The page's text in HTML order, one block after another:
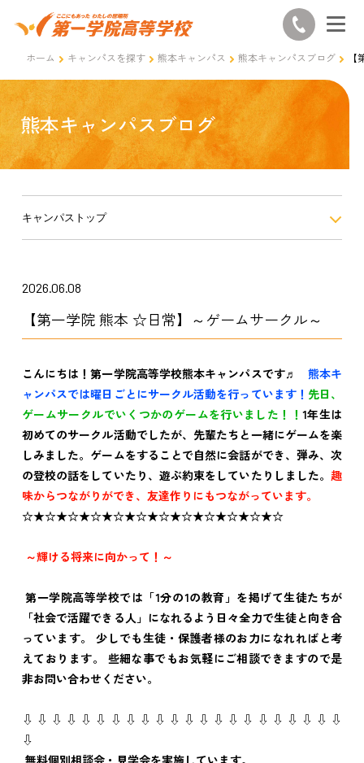
ホーム キャンパスを探す 熊本キャンパス 熊本キャンパスブログ
熊本キャンパスブログ
キャンパストップ
2026.06.08
【第一学院 熊本 ☆日常】～ゲームサークル～
こんにちは！第一学院高等学校熊本キャンパスです♬ 熊本キ
ャンパスでは曜日ごとにサークル活動を行っています！ 先日、
ゲームサークルでいくつかのゲームを行いました！！ 1年生は
初めてのサークル活動でしたが、先輩たちと一緒にゲームを楽
しみました。ゲームをすることで自然に会話ができ、弾み、次
の登校の話をしていたり、遊ぶ約束をしていたりしました。趣
味からつながりができ、友達作りにもつながっています。
☆★☆★☆★☆★☆★☆★☆★☆★☆★☆★☆★☆
～輝ける将来に向かって！～
第一学院高等学校では「1分の1の教育」を掲げて生徒たちが
「社会で活躍できる人」になれるよう日々全力で生徒と向き合
っています。 少しでも生徒・保護者様のお力になれればと考
えております。 些細な事でもお気軽にご相談できますので是
非お問い合わせください。
⇩ ⇩ ⇩ ⇩ ⇩ ⇩ ⇩ ⇩ ⇩ ⇩ ⇩ ⇩ ⇩ ⇩ ⇩ ⇩ ⇩ ⇩ ⇩ ⇩ ⇩ ⇩
⇩
無料個別相談会・見学会を実施しています。